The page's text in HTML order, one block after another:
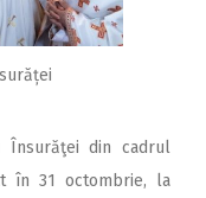
Însurăţei din cadrul
în 31 octombrie, la